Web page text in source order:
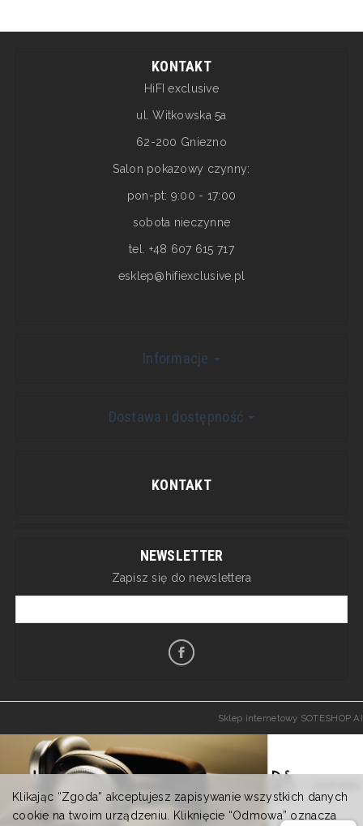
KONTAKT
HiFI exclusive
ul. Witkowska 5a
62-200 Gniezno
Salon pokazowy czynny:
pon-pt: 9:00 - 17:00
sobota nieczynne
tel. +48 607 615 717
esklep@hifiexclusive.pl
Informacje
Dostawa i dostępność
KONTAKT
NEWSLETTER
Zapisz się do newslettera
Sklep internetowy SOTESHOP AI
Klikając “Zgoda” akceptujesz zapisywanie wszystkich danych
cookie na twoim urządzeniu. Kliknięcie “Odmowa” oznacza